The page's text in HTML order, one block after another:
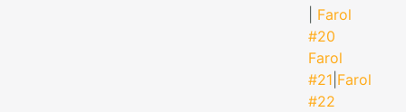
Farol
#20
Farol
#21 Farol
#22